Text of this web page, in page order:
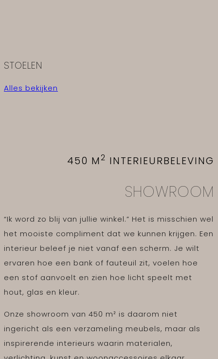
STOELEN
Alles bekijken
450 M2 INTERIEURBELEVING
SHOWROOM
“Ik word zo blij van jullie winkel.” Het is misschien wel
het mooiste compliment dat we kunnen krijgen. Een
interieur beleef je niet vanaf een scherm. Je wilt
ervaren hoe een bank of fauteuil zit, voelen hoe
een stof aanvoelt en zien hoe licht speelt met
hout, glas en kleur.
Onze showroom van 450 m² is daarom niet
ingericht als een verzameling meubels, maar als
inspirerende interieurs waarin materialen,